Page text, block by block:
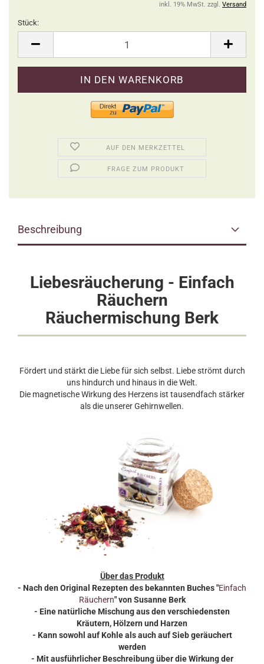
inkl. 19% MwSt. zzgl. Versand
Stück:
AUF DEN MERKZETTEL
FRAGE ZUM PRODUKT
Beschreibung
Liebesräucherung - Einfach
Räuchern
Räuchermischung Berk
Fördert und stärkt die Liebe für sich selbst. Liebe strömt durch
uns hindurch und hinaus in die Welt.
Die magnetische Wirkung des Herzens ist tausendfach stärker
als die unserer Gehirnwellen.
Über das Produkt
- Nach den Original Rezepten des bekannten Buches "Einfach
Räuchern" von Susanne Berk
- Eine natürliche Mischung aus den verschiedensten
Kräutern, Hölzern und Harzen
- Kann sowohl auf Kohle als auch auf Sieb geräuchert
werden
- Mit ausführlicher Beschreibung über die Wirkung der